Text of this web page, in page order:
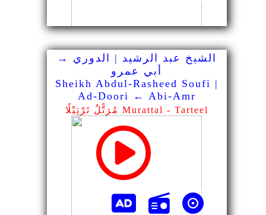
الشيخ عبد الرشيد | الدوري →
أبي عمرو
Sheikh Abdul-Rasheed Soufi |
Ad-Doori ← Abi-Amr
مُرَتًّلٌ تَرْتِيْلًا Murattal - Tarteel